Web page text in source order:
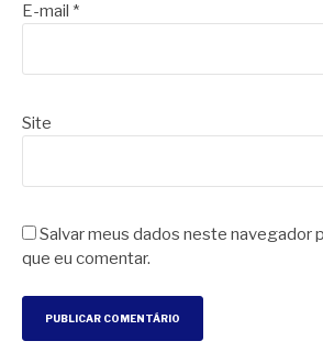
E-mail *
Site
Salvar meus dados neste navegador
que eu comentar.